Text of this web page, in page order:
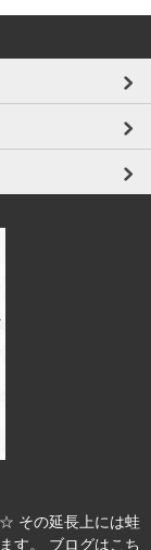
その延長上には蛙
す。 ブログはこち